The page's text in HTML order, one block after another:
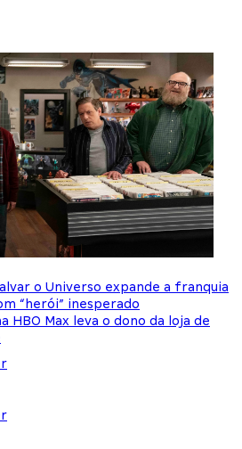
o Universo expande a franquia
“herói” inesperado
Max leva o dono da loja de